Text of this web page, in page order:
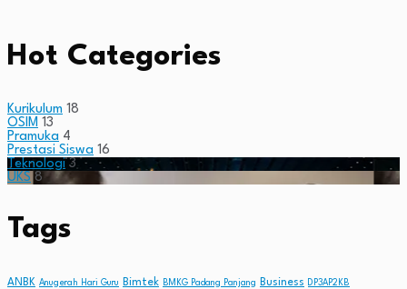
Hot Categories
Kurikulum 18
OSIM 13
Pramuka 4
Prestasi Siswa 16
Teknologi 3
UKS 8
Tags
ANBK Anugerah Hari Guru Bimtek BMKG Padang Panjang Business DP3AP2KB